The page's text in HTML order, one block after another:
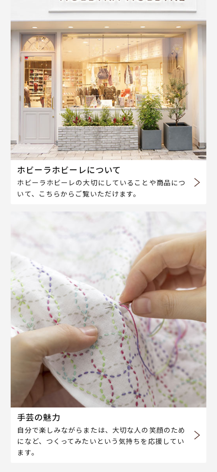
ホビーラホビーレについて
ホビーラホビーレの大切にしていることや商品につ
いて、こちらからご覧いただけます。
手芸の魅力
自分で楽しみながらまたは、大切な人の笑顔のため
になど、つくってみたいという気持ちを応援してい
ます。